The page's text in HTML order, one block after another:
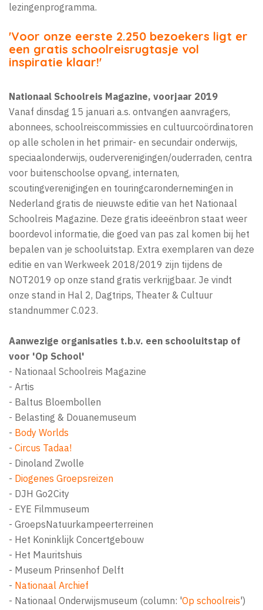
lezingenprogramma.
'Voor onze eerste 2.250 bezoekers ligt er
een gratis schoolreisrugtasje vol
inspiratie klaar!'
Nationaal Schoolreis Magazine, voorjaar 2019
Vanaf dinsdag 15 januari a.s. ontvangen aanvragers,
abonnees, schoolreiscommissies en cultuurcoördinatoren
op alle scholen in het primair- en secundair onderwijs,
speciaalonderwijs, ouderverenigingen/ouderraden, centra
voor buitenschoolse opvang, internaten,
scoutingverenigingen en touringcarondernemingen in
Nederland gratis de nieuwste editie van het Nationaal
Schoolreis Magazine. Deze gratis ideeënbron staat weer
boordevol informatie, die goed van pas zal komen bij het
bepalen van je schooluitstap. Extra exemplaren van deze
editie en van Werkweek 2018/2019 zijn tijdens de
NOT2019 op onze stand gratis verkrijgbaar. Je vindt
onze stand in Hal 2, Dagtrips, Theater & Cultuur
standnummer C.023.
Aanwezige organisaties t.b.v. een schooluitstap of
voor 'Op School'
- Nationaal Schoolreis Magazine
- Artis
- Baltus Bloembollen
- Belasting & Douanemuseum
- Body Worlds
- Circus Tadaa!
- Dinoland Zwolle
- Diogenes Groepsreizen
- DJH Go2City
- EYE Filmmuseum
- GroepsNatuurkampeerterreinen
- Het Koninklijk Concertgebouw
- Het Mauritshuis
- Museum Prinsenhof Delft
- Nationaal Archief
- Nationaal Onderwijsmuseum (column: 'Op schoolreis')